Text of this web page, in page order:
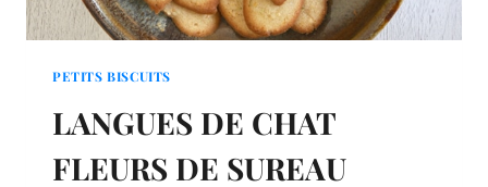
PETITS BISCUITS
LANGUES DE CHAT
FLEURS DE SUREAU